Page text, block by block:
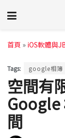
首頁 » iOS軟體與
Tags: google相簿
空間有
Google
間